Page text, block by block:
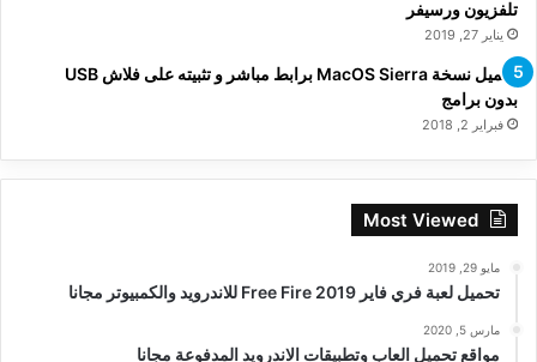
تلفزيون ورسيفر
يناير 27, 2019
تحميل نسخة MacOS Sierra برابط مباشر و تثبيته على فلاش USB
بدون برامج
فبراير 2, 2018
Most Viewed
مايو 29, 2019
تحميل لعبة فري فاير Free Fire 2019 للاندرويد والكمبيوتر مجانا
مارس 5, 2020
مواقع تحميل العاب وتطبيقات الاندرويد المدفوعة مجانا